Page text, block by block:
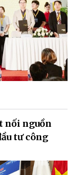
nối nguồn
tư công